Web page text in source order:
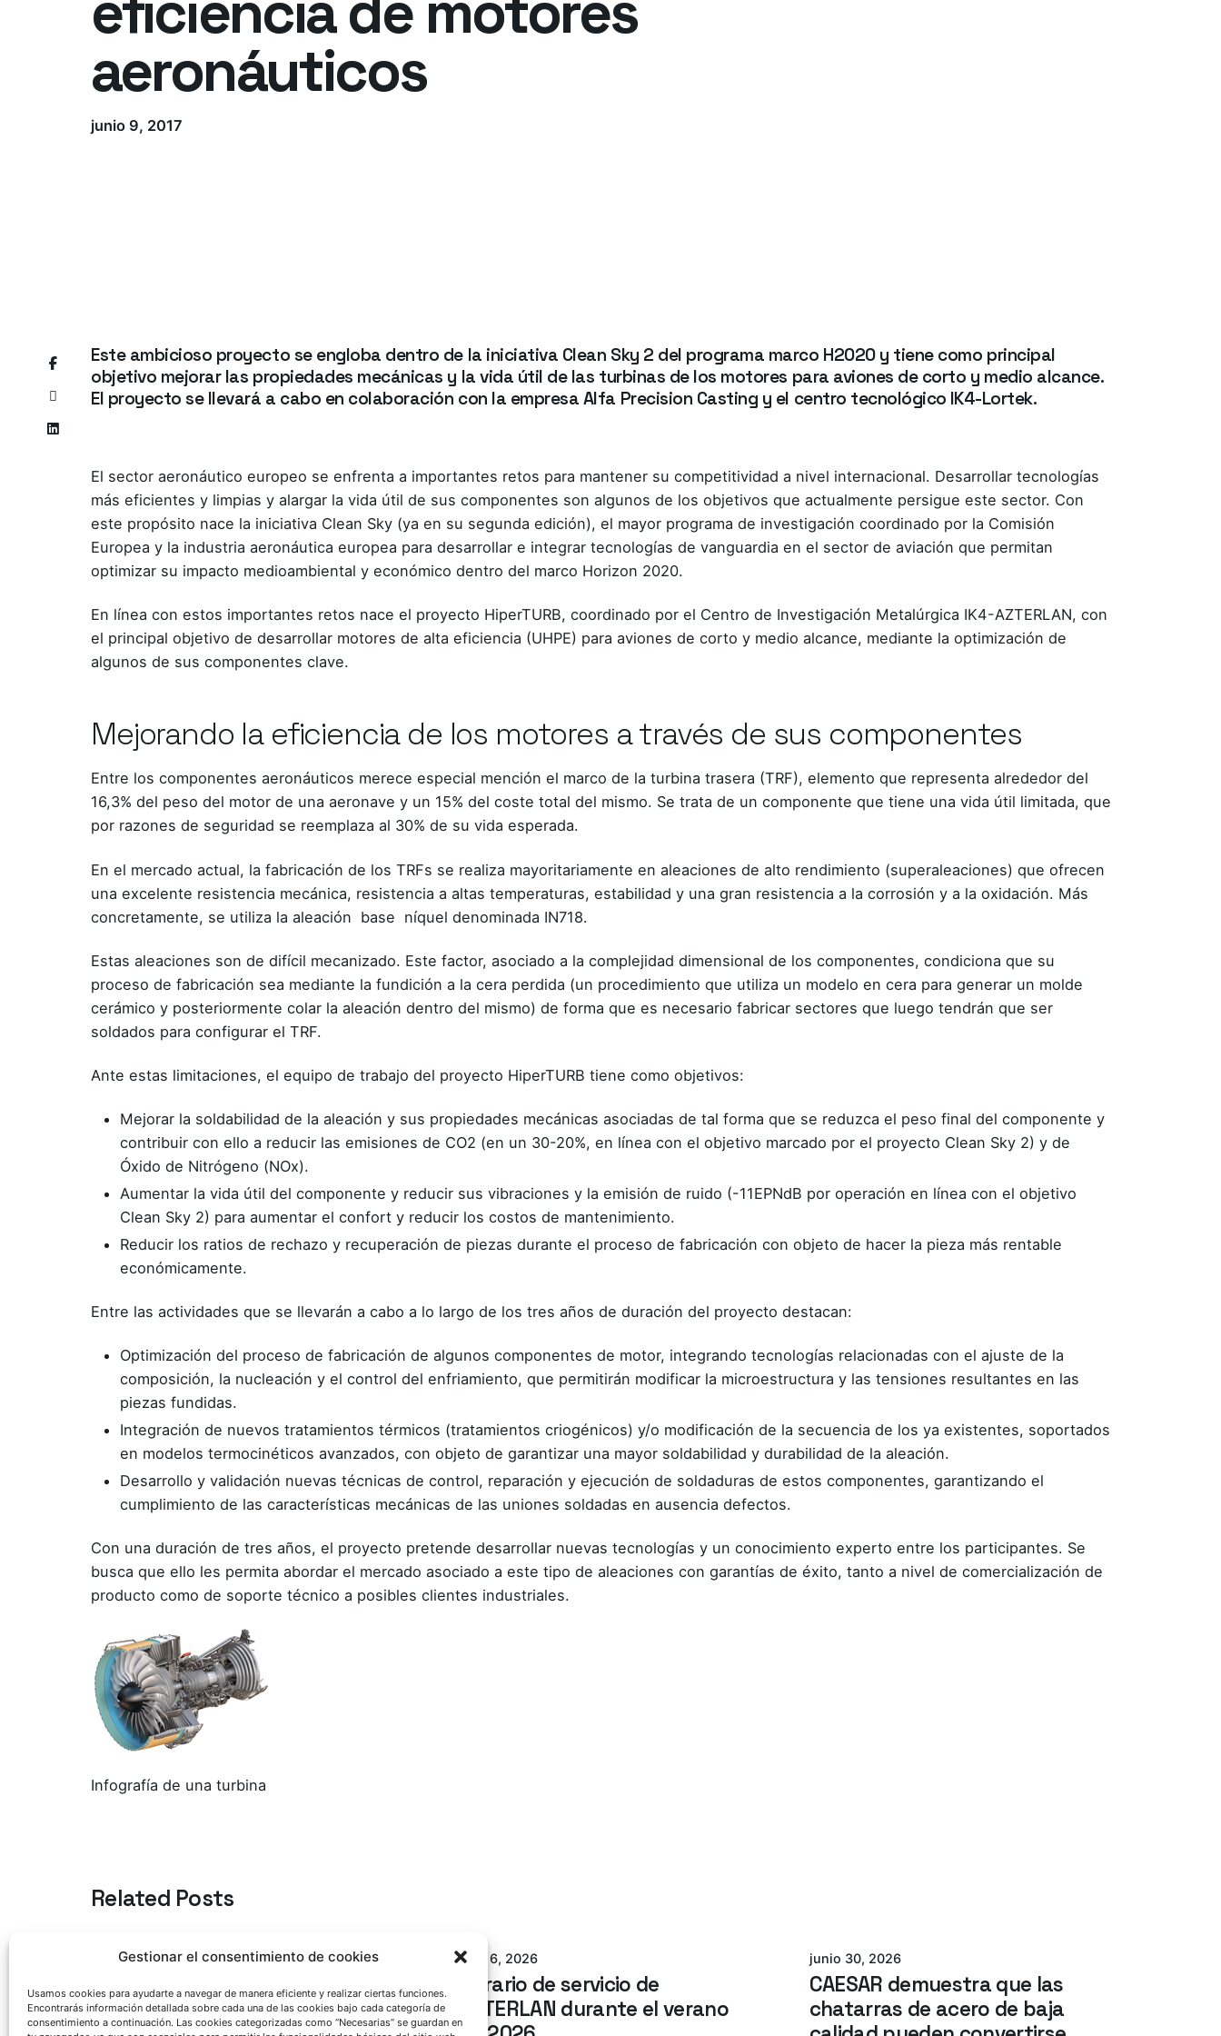
Gestionar el consentimiento de cookies
Usamos cookies para ayudarte a navegar de manera eficiente y realizar ciertas funciones.
Encontrarás información detallada sobre cada una de las cookies bajo cada categoría de
consentimiento a continuación. Las cookies categorizadas como “Necesarias” se guardan en
aeronáuticos
junio 9, 2017
Este ambicioso proyecto se engloba dentro de la iniciativa Clean Sky 2 del programa marco H2020 y tiene como principal
objetivo mejorar las propiedades mecánicas y la vida útil de las turbinas de los motores para aviones de corto y medio alcance.
El proyecto se llevará a cabo en colaboración con la empresa Alfa Precision Casting y el centro tecnológico IK4-Lortek.
El sector aeronáutico europeo se enfrenta a importantes retos para mantener su competitividad a nivel internacional. Desarrollar tecnologías
más eficientes y limpias y alargar la vida útil de sus componentes son algunos de los objetivos que actualmente persigue este sector. Con
este propósito nace la iniciativa Clean Sky (ya en su segunda edición), el mayor programa de investigación coordinado por la Comisión
Europea y la industria aeronáutica europea para desarrollar e integrar tecnologías de vanguardia en el sector de aviación que permitan
optimizar su impacto medioambiental y económico dentro del marco Horizon 2020.
En línea con estos importantes retos nace el proyecto HiperTURB, coordinado por el Centro de Investigación Metalúrgica IK4-AZTERLAN, con
el principal objetivo de desarrollar motores de alta eficiencia (UHPE) para aviones de corto y medio alcance, mediante la optimización de
algunos de sus componentes clave.
Mejorando la eficiencia de los motores a través de sus componentes
Entre los componentes aeronáuticos merece especial mención el marco de la turbina trasera (TRF), elemento que representa alrededor del
16,3% del peso del motor de una aeronave y un 15% del coste total del mismo. Se trata de un componente que tiene una vida útil limitada, que
por razones de seguridad se reemplaza al 30% de su vida esperada.
En el mercado actual, la fabricación de los TRFs se realiza mayoritariamente en aleaciones de alto rendimiento (superaleaciones) que ofrecen
una excelente resistencia mecánica, resistencia a altas temperaturas, estabilidad y una gran resistencia a la corrosión y a la oxidación. Más
concretamente, se utiliza la aleación base níquel denominada IN718.
Estas aleaciones son de difícil mecanizado. Este factor, asociado a la complejidad dimensional de los componentes, condiciona que su
proceso de fabricación sea mediante la fundición a la cera perdida (un procedimiento que utiliza un modelo en cera para generar un molde
cerámico y posteriormente colar la aleación dentro del mismo) de forma que es necesario fabricar sectores que luego tendrán que ser
soldados para configurar el TRF.
Ante estas limitaciones, el equipo de trabajo del proyecto HiperTURB tiene como objetivos:
Mejorar la soldabilidad de la aleación y sus propiedades mecánicas asociadas de tal forma que se reduzca el peso final del componente y
contribuir con ello a reducir las emisiones de CO2 (en un 30-20%, en línea con el objetivo marcado por el proyecto Clean Sky 2) y de
Óxido de Nitrógeno (NOx).
Aumentar la vida útil del componente y reducir sus vibraciones y la emisión de ruido (-11EPNdB por operación en línea con el objetivo
Clean Sky 2) para aumentar el confort y reducir los costos de mantenimiento.
Reducir los ratios de rechazo y recuperación de piezas durante el proceso de fabricación con objeto de hacer la pieza más rentable
económicamente.
Entre las actividades que se llevarán a cabo a lo largo de los tres años de duración del proyecto destacan:
Optimización del proceso de fabricación de algunos componentes de motor, integrando tecnologías relacionadas con el ajuste de la
composición, la nucleación y el control del enfriamiento, que permitirán modificar la microestructura y las tensiones resultantes en las
piezas fundidas.
Integración de nuevos tratamientos térmicos (tratamientos criogénicos) y/o modificación de la secuencia de los ya existentes, soportados
en modelos termocinéticos avanzados, con objeto de garantizar una mayor soldabilidad y durabilidad de la aleación.
Desarrollo y validación nuevas técnicas de control, reparación y ejecución de soldaduras de estos componentes, garantizando el
cumplimiento de las características mecánicas de las uniones soldadas en ausencia defectos.
Con una duración de tres años, el proyecto pretende desarrollar nuevas tecnologías y un conocimiento experto entre los participantes. Se
busca que ello les permita abordar el mercado asociado a este tipo de aleaciones con garantías de éxito, tanto a nivel de comercialización de
producto como de soporte técnico a posibles clientes industriales.
Infografía de una turbina
Related Posts
Azterlan Team
julio 14, 2026
Erika Garitaonandia: “En
GREENCASTING hemos
julio 6, 2026
Horario de servicio de
AZTERLAN durante el verano
junio 30, 2026
CAESAR demuestra que las
chatarras de acero de baja